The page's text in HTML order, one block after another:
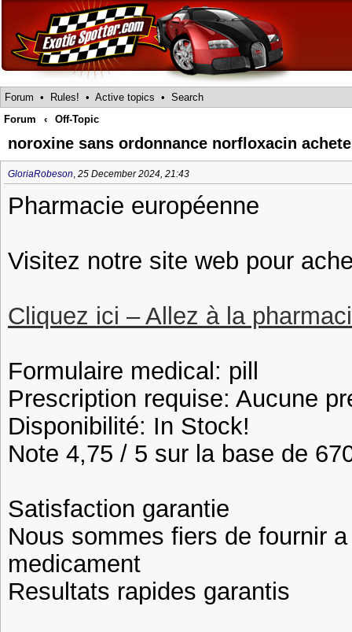
Forum • Rules! • Active topics • Search
Forum
‹ Off-Topic
noroxine sans ordonnance norfloxacin
GloriaRobeson, 25 December 2024, 21:43
Pharmacie européenne
Visitez notre site web pour
Cliquez ici – Allez à la
Formulaire medical: pill
Prescription requise: Aucune
Disponibilité: In Stock!
Note 4,75 / 5 sur la base de
Satisfaction garantie
Nous sommes fiers de fournir
medicament
Resultats rapides garantis